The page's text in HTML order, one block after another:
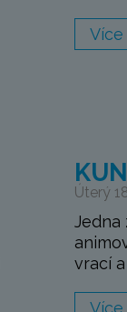
Více
Úterý
Jedna
vrací a
Více